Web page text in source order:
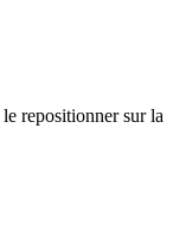
repositionner sur la